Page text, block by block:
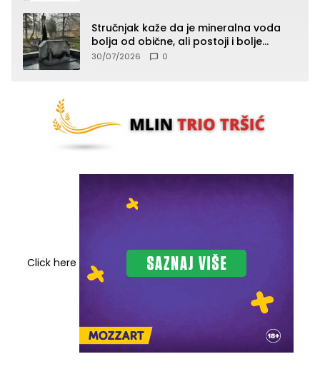
Stručnjak kaže da je mineralna voda
bolja od obične, ali postoji i bolje
rješenje
30/07/2026 0
Click here